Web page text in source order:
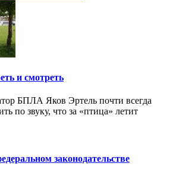
и смотреть
БПЛА Яков Эртель почти всегда
по звуку, что за «птица» летит
законодательстве